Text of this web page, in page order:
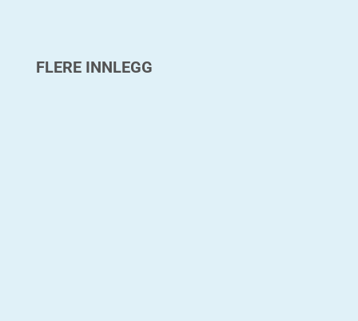
FLERE INNLEGG